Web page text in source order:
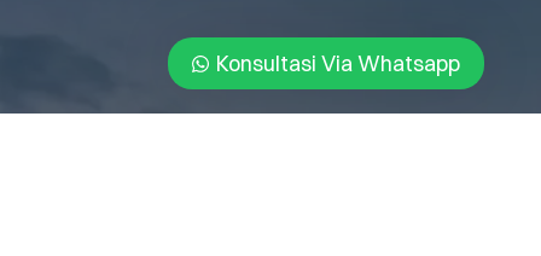
Konsultasi Via Whatsapp